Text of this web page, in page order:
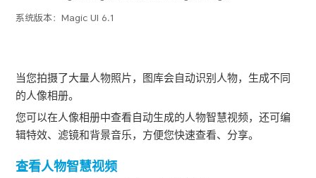
系统版本：Magic UI 6.1
当您拍摄了大量人物照片，图库会自动识别人物，生成不同
的人像相册。
您可以在人像相册中查看自动生成的人物智慧视频，还可编
辑特效、滤镜和背景音乐，方便您快速查看、分享。
查看人物智慧视频